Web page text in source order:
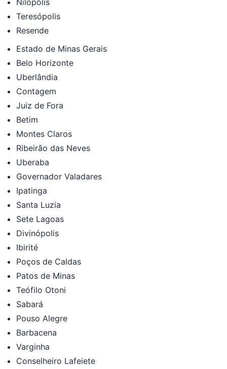
Teresópolis
Resende
Estado de Minas Gerais
Belo Horizonte
Uberlândia
Contagem
Juiz de Fora
Betim
Montes Claros
Ribeirão das Neves
Uberaba
Governador Valadares
Ipatinga
Santa Luzia
Sete Lagoas
Divinópolis
Ibirité
Poços de Caldas
Patos de Minas
Teófilo Otoni
Sabará
Pouso Alegre
Barbacena
Varginha
Conselheiro Lafeiete